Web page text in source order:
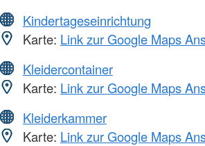
Kindertageseinrichtung
Karte: Link zur Google Maps
Kleidercontainer
Karte: Link zur Google Maps
Kleiderkammer
Karte: Link zur Google Maps